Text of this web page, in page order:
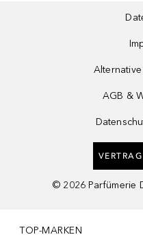
AGB &
© 2026 Parfümerie
TOP-MARKEN